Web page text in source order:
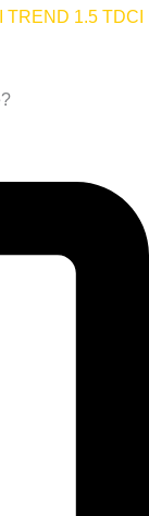
1.5 TDCI